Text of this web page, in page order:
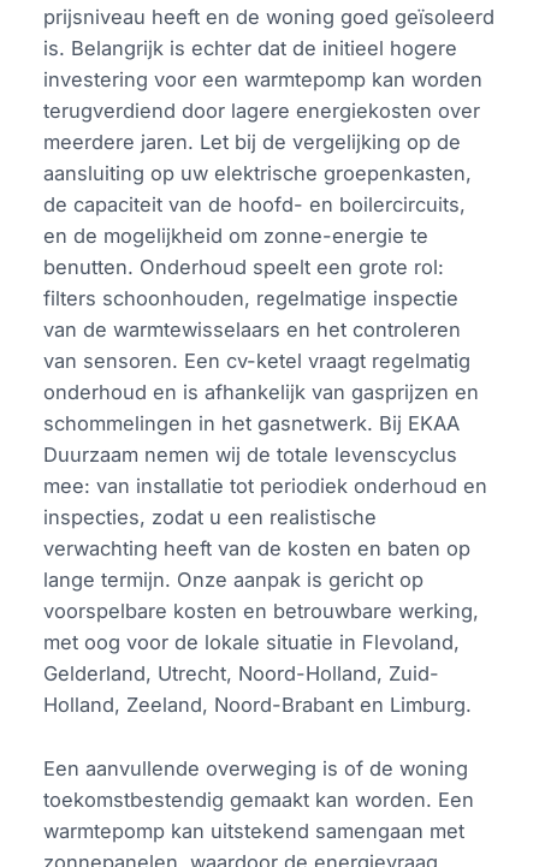
prijsniveau heeft en de woning goed geïsoleerd
is. Belangrijk is echter dat de initieel hogere
investering voor een warmtepomp kan worden
terugverdiend door lagere energiekosten over
meerdere jaren. Let bij de vergelijking op de
aansluiting op uw elektrische groepenkasten,
de capaciteit van de hoofd- en boilercircuits,
en de mogelijkheid om zonne-energie te
benutten. Onderhoud speelt een grote rol:
filters schoonhouden, regelmatige inspectie
van de warmtewisselaars en het controleren
van sensoren. Een cv-ketel vraagt regelmatig
onderhoud en is afhankelijk van gasprijzen en
schommelingen in het gasnetwerk. Bij EKAA
Duurzaam nemen wij de totale levenscyclus
mee: van installatie tot periodiek onderhoud en
inspecties, zodat u een realistische
verwachting heeft van de kosten en baten op
lange termijn. Onze aanpak is gericht op
voorspelbare kosten en betrouwbare werking,
met oog voor de lokale situatie in Flevoland,
Gelderland, Utrecht, Noord-Holland, Zuid-
Holland, Zeeland, Noord-Brabant en Limburg.
Een aanvullende overweging is of de woning
toekomstbestendig gemaakt kan worden. Een
warmtepomp kan uitstekend samengaan met
zonnepanelen, waardoor de energievraag